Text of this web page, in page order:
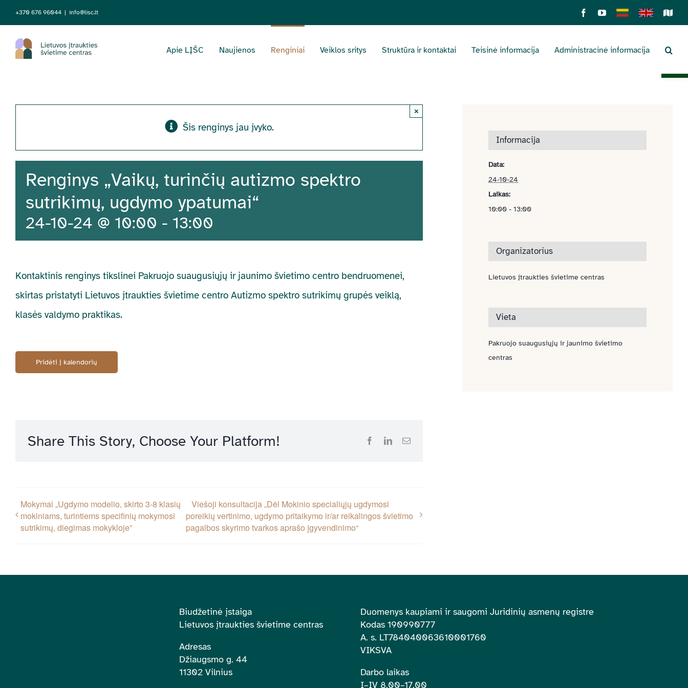
Skip
to
content
+370 676 96044 | info@lisc.lt FacebookYouTube
Lietuviškai
English
Apie LĮŠC Naujienos Renginiai Veiklos sritys Struktūra ir kontaktai Teisinė informacija Administracinė informacija
Šis renginys jau įvyko.
×
Renginys „Vaikų, turinčių autizmo spektro
sutrikimų, ugdymo ypatumai“
24-10-24 @ 10:00 - 13:00
Kontaktinis renginys tikslinei Pakruojo suaugusiųjų ir jaunimo švietimo centro bendruomenei,
skirtas pristatyti Lietuvos įtraukties švietime centro Autizmo spektro sutrikimų grupės veiklą,
klasės valdymo praktikas.
Pridėti į kalendorių
Share This Story, Choose Your Platform! FacebookLinkedInEmail
Mokymai „Ugdymo modelio, skirto 3-8 klasių
mokiniams, turintiems specifinių mokymosi
sutrikimų, diegimas mokykloje”
Viešoji konsultacija „Dėl Mokinio specialiųjų ugdymosi
poreikių vertinimo, ugdymo pritaikymo ir/ar reikalingos švietimo
pagalbos skyrimo tvarkos aprašo įgyvendinimo“
Informacija
Data:
24-10-24
Laikas:
10:00 - 13:00
Organizatorius
Lietuvos įtraukties švietime centras
Vieta
Pakruojo suaugusiųjų ir jaunimo švietimo
centras
Biudžetinė įstaiga
Lietuvos įtraukties švietime centras
Adresas
Džiaugsmo g. 44
11302 Vilnius
Duomenys kaupiami ir saugomi Juridinių asmenų registre
Kodas 190990777
A. s. LT784040063610001760
VIKSVA
Darbo laikas
I–IV 8.00–17.00